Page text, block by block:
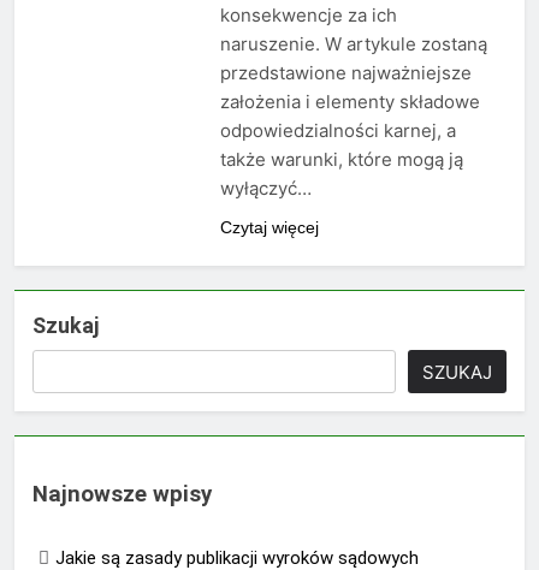
konsekwencje za ich
naruszenie. W artykule zostaną
przedstawione najważniejsze
założenia i elementy składowe
odpowiedzialności karnej, a
także warunki, które mogą ją
wyłączyć…
Czytaj więcej
Szukaj
SZUKAJ
Najnowsze wpisy
Jakie są zasady publikacji wyroków sądowych